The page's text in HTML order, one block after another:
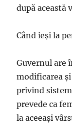
după această
Când ieși la
Guvernul are
modificarea
privind
prevede ca
la aceeași